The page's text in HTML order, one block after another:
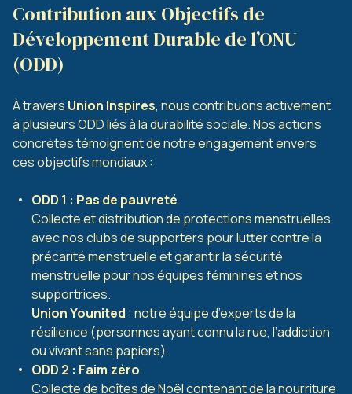
Contribution aux Objectifs de
Développement Durable de l’ONU
(ODD)
À travers Union Inspires, nous contribuons activement
à plusieurs ODD liés à la durabilité sociale. Nos actions
concrètes témoignent de notre engagement envers
ces objectifs mondiaux :
ODD 1 : Pas de pauvreté
Collecte et distribution de protections menstruelles
avec nos clubs de supporters pour lutter contre la
précarité menstruelle et garantir la sécurité
menstruelle pour nos équipes féminines et nos
supportrices.
Union Younited : notre équipe d’experts de la
résilience (personnes ayant connu la rue, l’addiction
ou vivant sans papiers).
ODD 2 : Faim zéro
Collecte de boîtes de Noël contenant de la nourriture